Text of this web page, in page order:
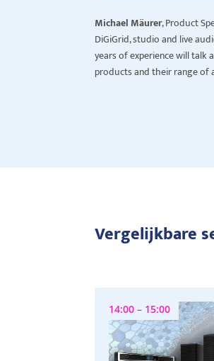
Michael Mäurer, Product
DiGiGrid, studio and live
years of experience will talk
products and their range of
Vergelijkbare
14:00 – 15:00